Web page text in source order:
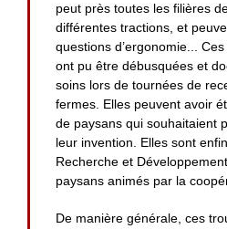
peut près toutes les filières
différentes tractions, et
questions d’ergonomie...
ont pu être débusquées et
soins lors de tournées de
fermes. Elles peuvent avoir
de paysans qui souhaitaient
leur invention. Elles sont
Recherche et
paysans animés par la
De manière générale, ces